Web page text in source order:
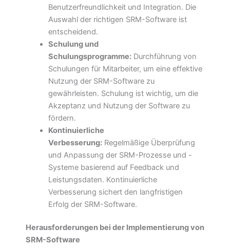
Benutzerfreundlichkeit und Integration. Die
Auswahl der richtigen SRM-Software ist
entscheidend.
Schulung und
Schulungsprogramme:Durchführung von
Schulungen für Mitarbeiter, um eine effektive
Nutzung der SRM-Software zu
gewährleisten. Schulung ist wichtig, um die
Akzeptanz und Nutzung der Software zu
fördern.
Kontinuierliche
Verbesserung:Regelmäßige Überprüfung
und Anpassung der SRM-Prozesse und -
Systeme basierend auf Feedback und
Leistungsdaten. Kontinuierliche
Verbesserung sichert den langfristigen
Erfolg der SRM-Software.
Herausforderungen bei der Implementierung von
SRM-Software